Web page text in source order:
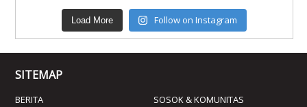
Load More Follow on Instagram
SITEMAP
BERITA
SOSOK & KOMUNITAS